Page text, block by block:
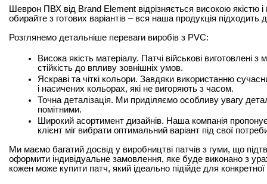
Шеврон ПВХ від Brand Element відрізняється високою якістю
обирайте з готових варіантів – вся наша продукція
Розглянемо детальніше переваги виробів з PVC:
Висока якість матеріалу. Патчі військові виготовлені з
стійкість до впливу зовнішніх умов.
Яскраві та чіткі кольори. Завдяки використанню
і насичених кольорах, які не вигоряють з часом.
Точна деталізація. Ми приділяємо особливу увагу
помітними.
Широкий асортимент дизайнів. Наша компанія
клієнт міг вибрати оптимальний варіант під свої
Ми маємо багатий досвід у виробництві патчів з гуми, що
оформити індивідуальне замовлення, яке буде виконано з
кожен може купити патч, який ідеально підійде для